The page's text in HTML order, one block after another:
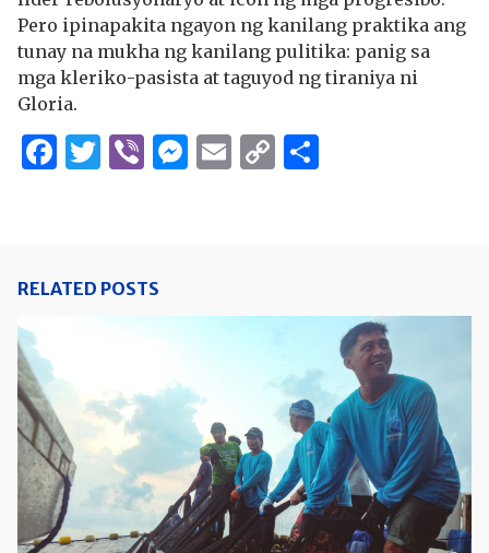
Pero ipinapakita ngayon ng kanilang praktika ang
tunay na mukha ng kanilang pulitika: panig sa
mga kleriko-pasista at taguyod ng tiraniya ni
Gloria.
Facebook
Twitter
ViberMessenger
Email
Copy
RELATED POSTS